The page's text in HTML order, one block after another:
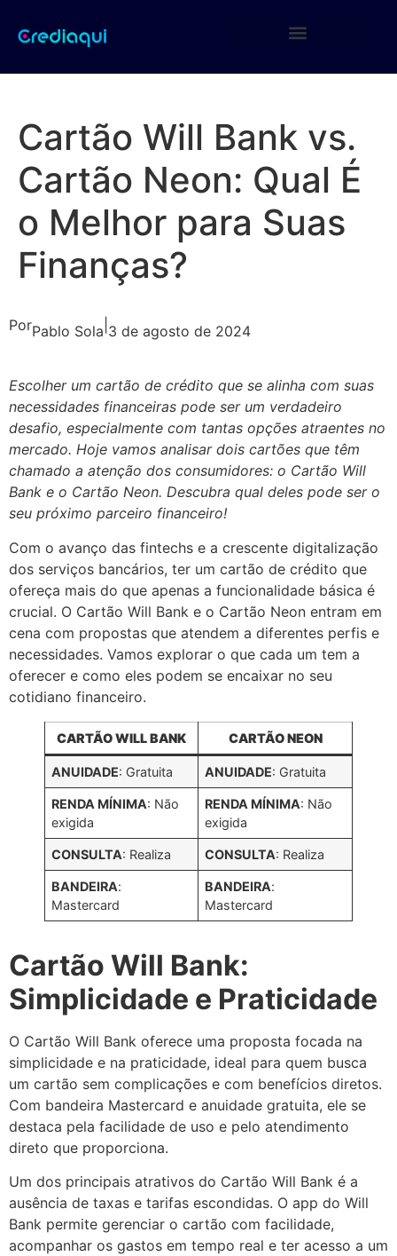
Cartão Will Bank vs.
Cartão Neon: Qual É
o Melhor para Suas
Finanças?
PorPablo Sola 3 de agosto de 2024
Escolher um cartão de crédito que se alinha com suas
necessidades financeiras pode ser um verdadeiro
desafio, especialmente com tantas opções atraentes no
mercado. Hoje vamos analisar dois cartões que têm
chamado a atenção dos consumidores: o Cartão Will
Bank e o Cartão Neon. Descubra qual deles pode ser o
seu próximo parceiro financeiro!
Com o avanço das fintechs e a crescente digitalização
dos serviços bancários, ter um cartão de crédito que
ofereça mais do que apenas a funcionalidade básica é
crucial. O Cartão Will Bank e o Cartão Neon entram em
cena com propostas que atendem a diferentes perfis e
necessidades. Vamos explorar o que cada um tem a
oferecer e como eles podem se encaixar no seu
cotidiano financeiro.
CARTÃO WILL BANK CARTÃO NEON
ANUIDADE: Gratuita ANUIDADE: Gratuita
RENDA MÍNIMA: Não
exigida
RENDA MÍNIMA: Não
exigida
CONSULTA: Realiza CONSULTA: Realiza
BANDEIRA:
Mastercard
BANDEIRA:
Mastercard
Cartão Will Bank:
Simplicidade e Praticidade
O Cartão Will Bank oferece uma proposta focada na
simplicidade e na praticidade, ideal para quem busca
um cartão sem complicações e com benefícios diretos.
Com bandeira Mastercard e anuidade gratuita, ele se
destaca pela facilidade de uso e pelo atendimento
direto que proporciona.
Um dos principais atrativos do Cartão Will Bank é a
ausência de taxas e tarifas escondidas. O app do Will
Bank permite gerenciar o cartão com facilidade,
acompanhar os gastos em tempo real e ter acesso a um